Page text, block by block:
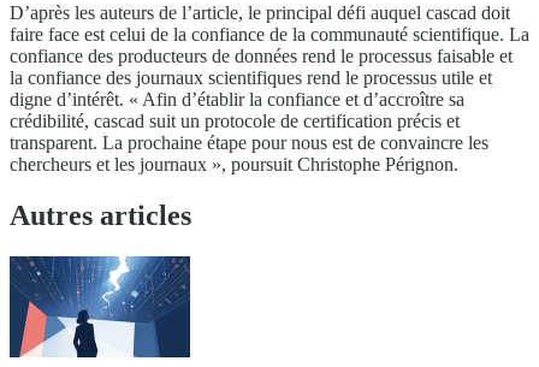
D’après les auteurs de l’article, le principal défi auquel cascad doit
faire face est celui de la confiance de la communauté scientifique. La
confiance des producteurs de données rend le processus faisable et
la confiance des journaux scientifiques rend le processus utile et
digne d’intérêt. « Afin d’établir la confiance et d’accroître sa
crédibilité, cascad suit un protocole de certification précis et
transparent. La prochaine étape pour nous est de convaincre les
chercheurs et les journaux », poursuit Christophe Pérignon.
Autres articles